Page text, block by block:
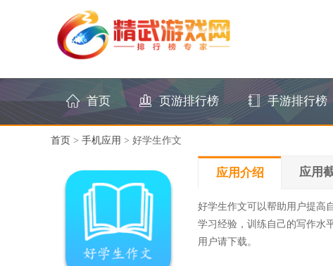
首页 页游排行榜 手游排行榜
首页 > 手机应用 > 好学生作文
应用介绍 应用
好学生作文可以帮助用户提高
学习经验，训练自己的写作水
用户请下载。